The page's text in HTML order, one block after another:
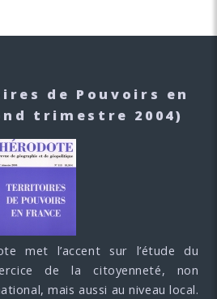
de Pouvoirs en
trimestre 2004)
met l’accent sur l’étude du
de la citoyenneté, non
mais aussi au niveau local.